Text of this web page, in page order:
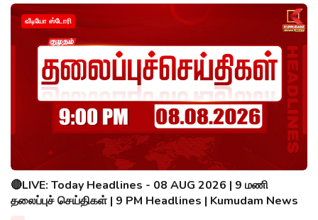
வீடியோ ஸ்டோரி
🔴LIVE: Today Headlines - 08 AUG 2026 | 9 மணி
தலைப்புச் செய்திகள் | 9 PM Headlines | Kumudam News